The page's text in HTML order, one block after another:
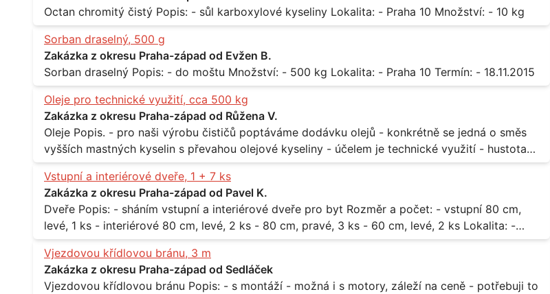
Octan chromitý čistý Popis: - sůl karboxylové kyseliny Lokalita: - Praha 10 Množství: - 10 kg
Sorban draselný, 500 g
Zakázka z okresu Praha-západ od Evžen B.
Sorban draselný Popis: - do moštu Množství: - 500 kg Lokalita: - Praha 10 Termín: - 18.11.2015
Oleje pro technické využití, cca 500 kg
Zakázka z okresu Praha-západ od Růžena V.
Oleje Popis. - pro naši výrobu čističů poptáváme dodávku olejů - konkrétně se jedná o směs
vyšších mastných kyselin s převahou olejové kyseliny - účelem je technické využití - hustota
při 20°C - cca 870 kg / m3 Balení: - po 190 kg v sudu Množství: - cca 500 kg - roční spotřeba
Lokalita: - Praha
Vstupní a interiérové dveře, 1 + 7 ks
Zakázka z okresu Praha-západ od Pavel K.
Dveře Popis: - sháním vstupní a interiérové dveře pro byt Rozměr a počet: - vstupní 80 cm,
levé, 1 ks - interiérové 80 cm, levé, 2 ks - 80 cm, pravé, 3 ks - 60 cm, levé, 2 ks Lokalita: -
Praha 10
Vjezdovou křídlovou bránu, 3 m
Zakázka z okresu Praha-západ od Sedláček
Vjezdovou křídlovou bránu Popis: - s montáží - možná i s motory, záleží na ceně - potřebuji to